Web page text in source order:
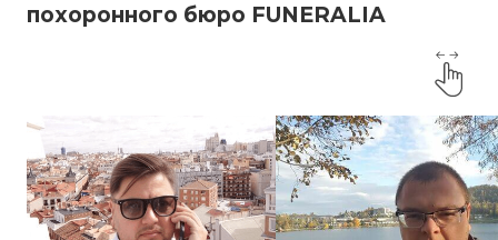
похоронного бюро FUNERALIA